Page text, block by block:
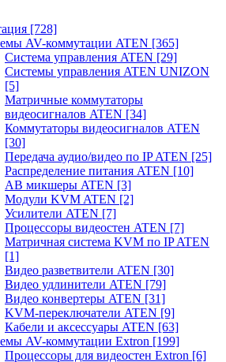
[728]
AV-коммутации ATEN [365]
Система управления ATEN [29]
Системы управления ATEN UNIZON
[5]
Матричные коммутаторы
видеосигналов ATEN [34]
Коммутаторы видеосигналов ATEN
[30]
Передача аудио/видео по IP ATEN [25]
Распределение питания ATEN [10]
АВ микшеры ATEN [3]
Модули KVM ATEN [2]
Усилители ATEN [7]
Процессоры видеостен ATEN [7]
Матричная система KVM по IP ATEN
[1]
Видео разветвители ATEN [30]
Видео удлинители ATEN [79]
Видео конвертеры ATEN [31]
KVM-переключатели ATEN [9]
Кабели и аксессуары ATEN [63]
AV-коммутации Extron [199]
Процессоры для видеостен Extron [6]